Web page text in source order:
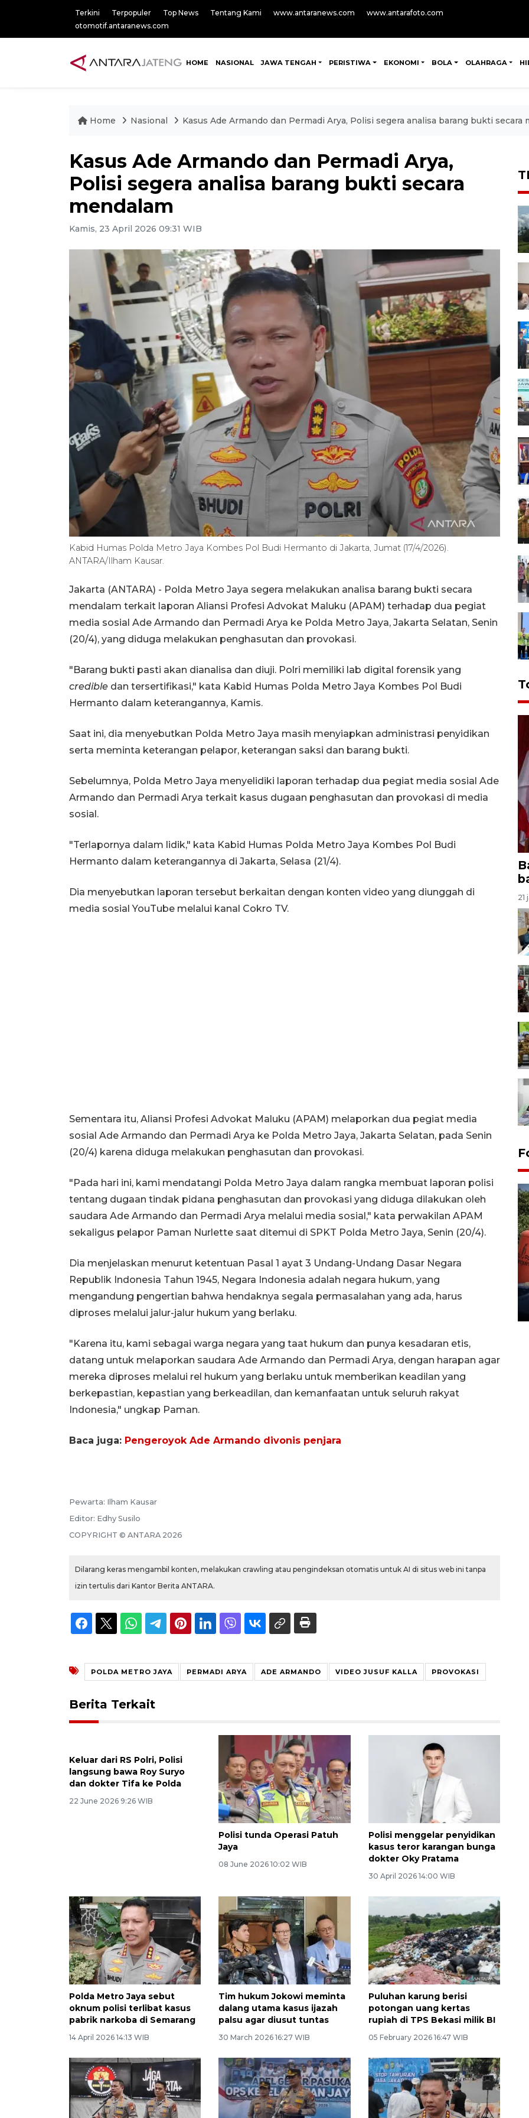
Terkini Terpopuler Top News Tentang Kami www.antaranews.com
www.antarafoto.com
otomotif.antaranews.com
HOME NASIONAL JAWA TENGAH PERISTIWA EKONOMI BOLA OLAHRAGA
Home Nasional Kasus Ade Armando dan Permadi Arya, Polisi segera analisa barang bukti secara
Kasus Ade Armando dan Permadi Arya,
Polisi segera analisa barang bukti secara
mendalam
Kamis, 23 April 2026 09:31 WIB
Kabid Humas Polda Metro Jaya Kombes Pol Budi Hermanto di Jakarta, Jumat (17/4/2026).
ANTARA/Ilham Kausar.
Jakarta (ANTARA) - Polda Metro Jaya segera melakukan analisa barang bukti secara
mendalam terkait laporan Aliansi Profesi Advokat Maluku (APAM) terhadap dua pegiat
media sosial Ade Armando dan Permadi Arya ke Polda Metro Jaya, Jakarta Selatan, Senin
(20/4), yang diduga melakukan penghasutan dan provokasi.
"Barang bukti pasti akan dianalisa dan diuji. Polri memiliki lab digital forensik yang
credible dan tersertifikasi," kata Kabid Humas Polda Metro Jaya Kombes Pol Budi
Hermanto dalam keterangannya, Kamis.
Saat ini, dia menyebutkan Polda Metro Jaya masih menyiapkan administrasi penyidikan
serta meminta keterangan pelapor, keterangan saksi dan barang bukti.
Sebelumnya, Polda Metro Jaya menyelidiki laporan terhadap dua pegiat media sosial Ade
Armando dan Permadi Arya terkait kasus dugaan penghasutan dan provokasi di media
sosial.
"Terlapornya dalam lidik," kata Kabid Humas Polda Metro Jaya Kombes Pol Budi
Hermanto dalam keterangannya di Jakarta, Selasa (21/4).
Dia menyebutkan laporan tersebut berkaitan dengan konten video yang diunggah di
media sosial YouTube melalui kanal Cokro TV.
Sementara itu, Aliansi Profesi Advokat Maluku (APAM) melaporkan dua pegiat media
sosial Ade Armando dan Permadi Arya ke Polda Metro Jaya, Jakarta Selatan, pada Senin
(20/4) karena diduga melakukan penghasutan dan provokasi.
"Pada hari ini, kami mendatangi Polda Metro Jaya dalam rangka membuat laporan polisi
tentang dugaan tindak pidana penghasutan dan provokasi yang diduga dilakukan oleh
saudara Ade Armando dan Permadi Arya melalui media sosial," kata perwakilan APAM
sekaligus pelapor Paman Nurlette saat ditemui di SPKT Polda Metro Jaya, Senin (20/4).
Dia menjelaskan menurut ketentuan Pasal 1 ayat 3 Undang-Undang Dasar Negara
Republik Indonesia Tahun 1945, Negara Indonesia adalah negara hukum, yang
mengandung pengertian bahwa hendaknya segala permasalahan yang ada, harus
diproses melalui jalur-jalur hukum yang berlaku.
"Karena itu, kami sebagai warga negara yang taat hukum dan punya kesadaran etis,
datang untuk melaporkan saudara Ade Armando dan Permadi Arya, dengan harapan agar
mereka diproses melalui rel hukum yang berlaku untuk memberikan keadilan yang
berkepastian, kepastian yang berkeadilan, dan kemanfaatan untuk seluruh rakyat
Indonesia," ungkap Paman.
Baca juga: Pengeroyok Ade Armando divonis penjara
Pewarta: Ilham Kausar
Editor: Edhy Susilo
COPYRIGHT © ANTARA 2026
Dilarang keras mengambil konten, melakukan crawling atau pengindeksan otomatis untuk AI di situs web ini tanpa
izin tertulis dari Kantor Berita ANTARA.
POLDA METRO JAYA PERMADI ARYA ADE ARMANDO VIDEO JUSUF KALLA PROVOKASI
Berita Terkait
Polisi tunda Operasi Patuh
Jaya
08 June 2026 10:02 WIB
Polisi menggelar penyidikan
kasus teror karangan bunga
dokter Oky Pratama
30 April 2026 14:00 WIB
Polda Metro Jaya sebut
oknum polisi terlibat kasus
pabrik narkoba di Semarang
14 April 2026 14:13 WIB
Tim hukum Jokowi meminta
dalang utama kasus ijazah
palsu agar diusut tuntas
30 March 2026 16:27 WIB
Puluhan karung berisi
potongan uang kertas
rupiah di TPS Bekasi milik BI
05 February 2026 16:47 WIB
21
Kemarau memuncak, air
Waduk Delingan Karanganyar
menyusut